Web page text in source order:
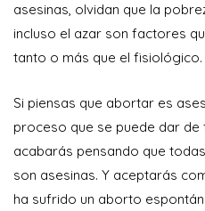
asesinas, olvidan que la
incluso el azar son factores
tanto o más que el fisiológico.
Si piensas que abortar es
proceso que se puede dar
acabarás pensando que
son asesinas. Y aceptarás
ha sufrido un aborto